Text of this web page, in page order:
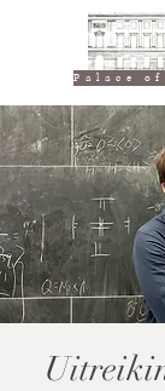
Palace